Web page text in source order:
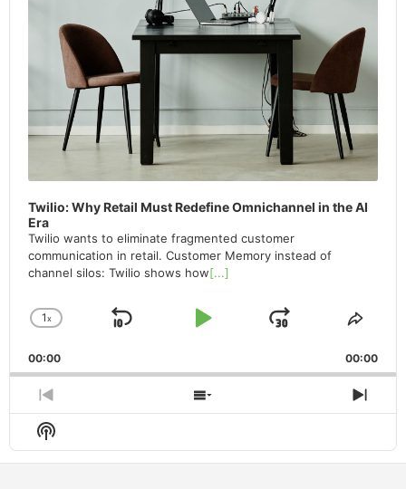
Twilio: Why Retail Must Redefine Omnichannel in the AI
Era
Twilio wants to eliminate fragmented customer
communication in retail. Customer Memory instead of
channel silos: Twilio shows how[...]
Change
Rate
1x
Skip
Play
Jump
Forward
Share
00:00 00:00
Previous
Episode
Show
Episodes
Next
Show
Podcast
Information